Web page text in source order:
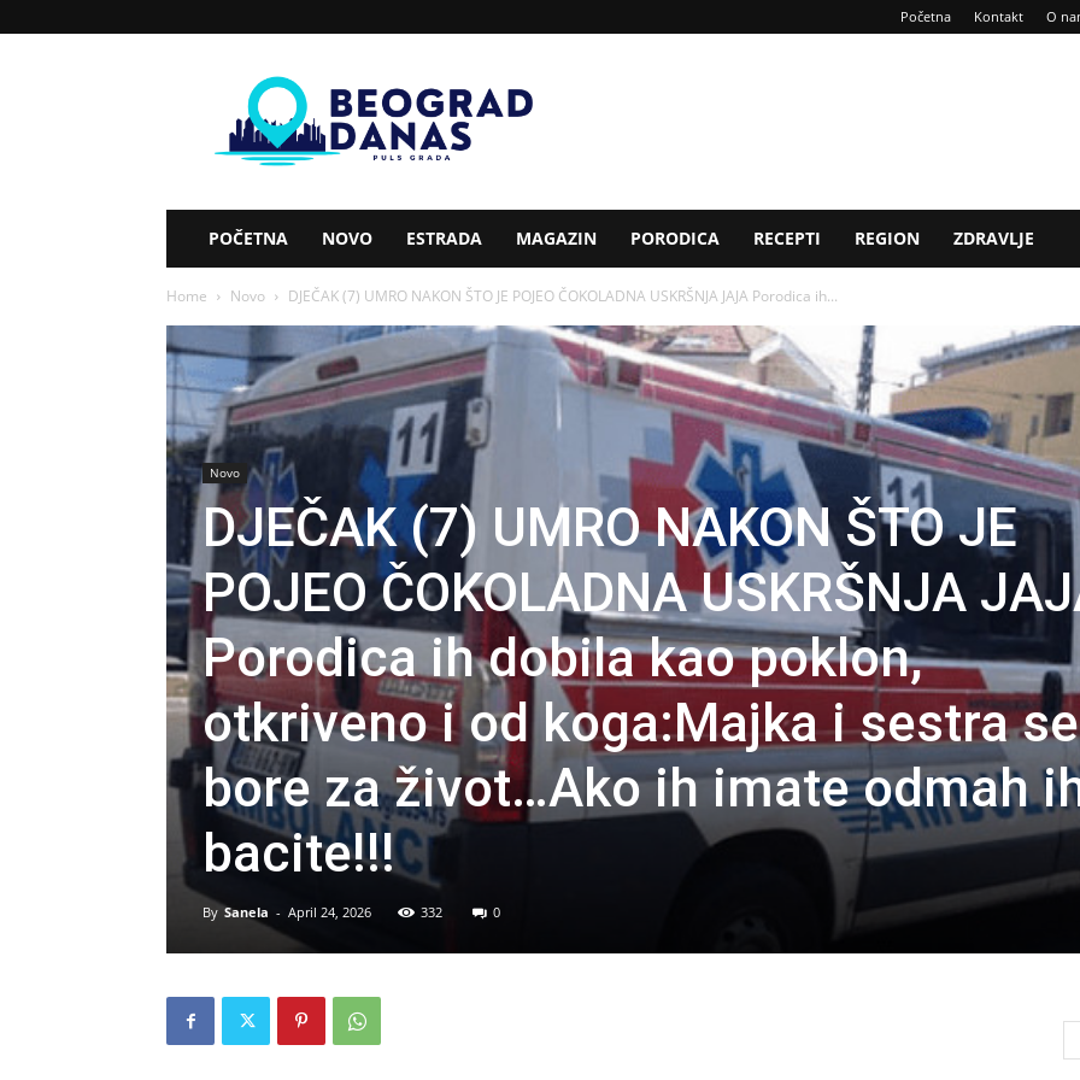
Početna Kontakt O
Beograd
Danas
POČETNA NOVO ESTRADA MAGAZIN PORODICA RECEPTI REGION ZDRAVLJE
Home Novo DJEČAK (7) UMRO NAKON ŠTO JE POJEO ČOKOLADNA USKRŠNJA JAJA Porodica ih...
Novo
DJEČAK (7) UMRO NAKON ŠTO JE
POJEO ČOKOLADNA USKRŠNJA
Porodica ih dobila kao poklon,
otkriveno i od koga:Majka i sestra se
bore za život…Ako ih imate odmah
bacite!!!
By Sanela - April 24, 2026 332 0